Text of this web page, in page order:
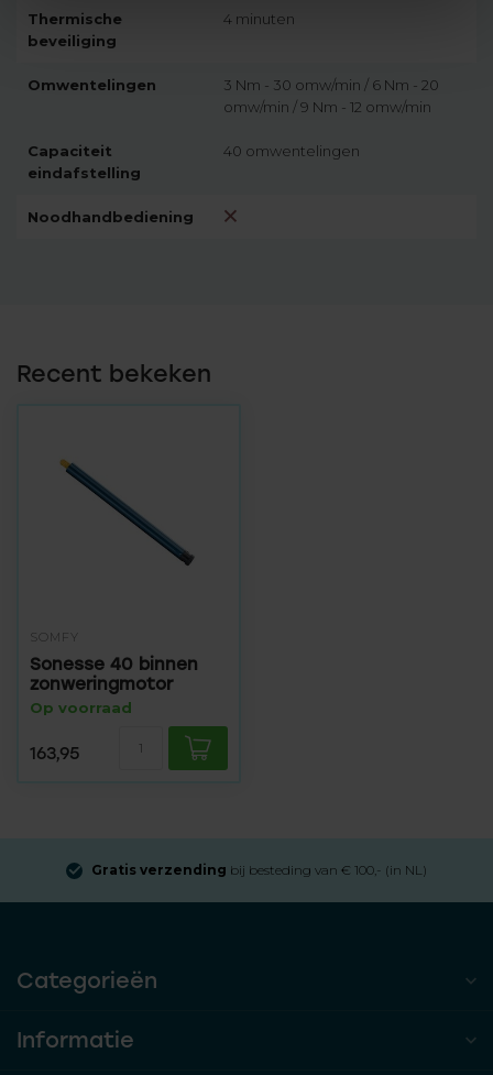
Thermische
beveiliging
4 minuten
Omwentelingen
3 Nm - 30 omw/min / 6 Nm - 20
omw/min / 9 Nm - 12 omw/min
Capaciteit
eindafstelling
40 omwentelingen
Noodhandbediening
Recent bekeken
SOMFY
Sonesse 40 binnen
zonweringmotor
Op voorraad
163,95
Gratis verzending bij besteding van € 100,- (in NL)
Categorieën
Informatie